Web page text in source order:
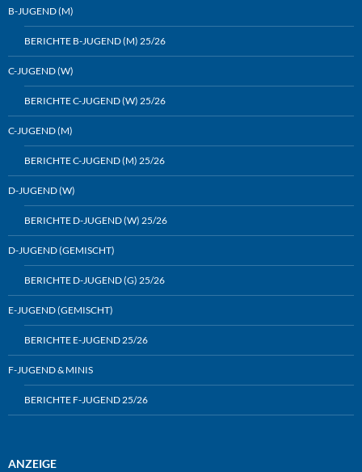
B-JUGEND (M)
BERICHTE B-JUGEND (M) 25/26
C-JUGEND (W)
BERICHTE C-JUGEND (W) 25/26
C-JUGEND (M)
BERICHTE C-JUGEND (M) 25/26
D-JUGEND (W)
BERICHTE D-JUGEND (W) 25/26
D-JUGEND (GEMISCHT)
BERICHTE D-JUGEND (G) 25/26
E-JUGEND (GEMISCHT)
BERICHTE E-JUGEND 25/26
F-JUGEND & MINIS
BERICHTE F-JUGEND 25/26
ANZEIGE